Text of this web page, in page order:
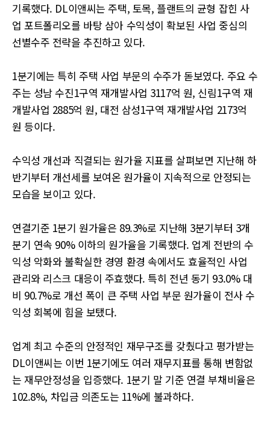
기록했다. DL이앤씨는 주택, 토목, 플랜트의 균형 잡힌 사
업 포트폴리오를 바탕 삼아 수익성이 확보된 사업 중심의
선별수주 전략을 추진하고 있다.
1분기에는 특히 주택 사업 부문의 수주가 돋보였다. 주요 수
주는 성남 수진1구역 재개발사업 3117억 원, 신림1구역 재
개발사업 2885억 원, 대전 삼성1구역 재개발사업 2173억
원 등이다.
수익성 개선과 직결되는 원가율 지표를 살펴보면 지난해 하
반기부터 개선세를 보여온 원가율이 지속적으로 안정되는
모습을 보이고 있다.
연결기준 1분기 원가율은 89.3%로 지난해 3분기부터 3개
분기 연속 90% 이하의 원가율을 기록했다. 업계 전반의 수
익성 악화와 불확실한 경영 환경 속에서도 효율적인 사업
관리와 리스크 대응이 주효했다. 특히 전년 동기 93.0% 대
비 90.7%로 개선 폭이 큰 주택 사업 부문 원가율이 전사 수
익성 회복에 힘을 보탰다.
업계 최고 수준의 안정적인 재무구조를 갖췄다고 평가받는
DL이앤씨는 이번 1분기에도 여러 재무지표를 통해 변함없
는 재무안정성을 입증했다. 1분기 말 기준 연결 부채비율은
102.8%, 차입금 의존도는 11%에 불과하다.